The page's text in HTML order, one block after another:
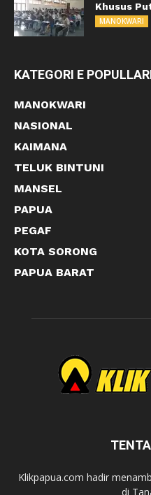
Khusus
MANOKWARI
KATEGORI E
MANOKWARI
NASIONAL
KAIMANA
TELUK BINTUNI
MANSEL
PAPUA
PEGAF
KOTA SORONG
PAPUA BARAT
Klikpapua.com hadir
di